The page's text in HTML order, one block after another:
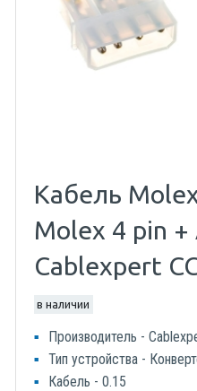
Кабель
Molex 4 pin +
Cablexpert
в наличии
Производитель -
Тип устройства -
Кабель - 0.15